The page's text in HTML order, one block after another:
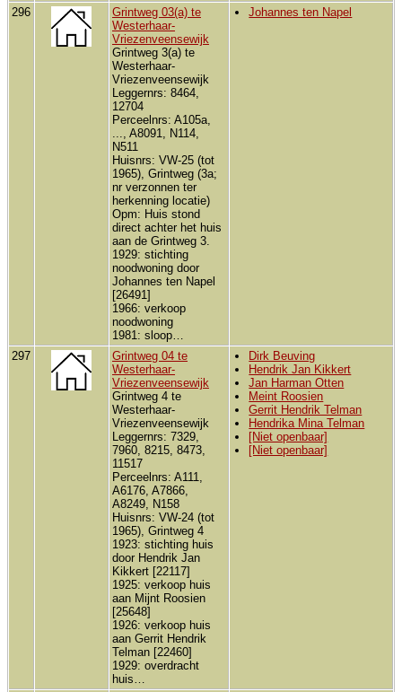
296
Grintweg 03(a) te
Westerhaar-
Vriezenveensewijk
Grintweg 3(a) te
Westerhaar-
Vriezenveensewijk
Leggernrs: 8464,
12704
Perceelnrs: A105a,
..., A8091, N114,
N511
Huisnrs: VW-25 (tot
1965), Grintweg (3a;
nr verzonnen ter
herkenning locatie)
Opm: Huis stond
direct achter het huis
aan de Grintweg 3.
1929: stichting
noodwoning door
Johannes ten Napel
[26491]
1966: verkoop
noodwoning
1981: sloop…
Johannes ten Napel
297
Grintweg 04 te
Westerhaar-
Vriezenveensewijk
Grintweg 4 te
Westerhaar-
Vriezenveensewijk
Leggernrs: 7329,
7960, 8215, 8473,
11517
Perceelnrs: A111,
A6176, A7866,
A8249, N158
Huisnrs: VW-24 (tot
1965), Grintweg 4
1923: stichting huis
door Hendrik Jan
Kikkert [22117]
1925: verkoop huis
aan Mijnt Roosien
[25648]
1926: verkoop huis
aan Gerrit Hendrik
Telman [22460]
1929: overdracht
huis…
Dirk Beuving
Hendrik Jan Kikkert
Jan Harman Otten
Meint Roosien
Gerrit Hendrik Telman
Hendrika Mina Telman
[Niet openbaar]
[Niet openbaar]